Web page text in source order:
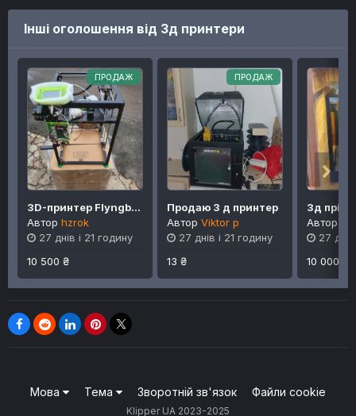
Інші оголошення від 3д принтери
ПРОДАЖ
3D-принтер Flyngbear P905Х
Автор hzrok
27 днів і 21 годину
10 500 ₴
ПРОДАЖ
Продаю 3 д принтер
Автор Viktor p
27 днів і 21 годину
13 ₴
Автор
27
10 000 ₴
Мова Тема Зворотній зв'язок Файли cookie
Klipper UA 2023-2025